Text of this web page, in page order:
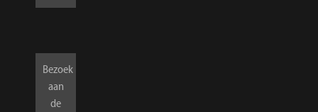
Bezoek
aan
de